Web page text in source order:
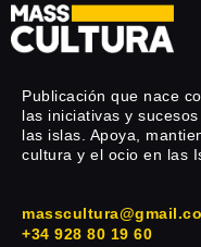
Publicación que nace
las iniciativas y
las islas. Apoya,
cultura y el ocio en las
+34 928 80 19 60